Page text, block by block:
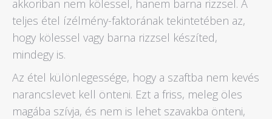
akkoriban nem kölessel, hanem barna rizzsel. A
teljes étel ízélmény-faktorának tekintetében az,
hogy kölessel vagy barna rizzsel készíted,
mindegy is.
Az étel különlegessége, hogy a szaftba nem kevés
narancslevet kell önteni. Ezt a friss, meleg öles
magába szívja, és nem is lehet szavakba önteni,